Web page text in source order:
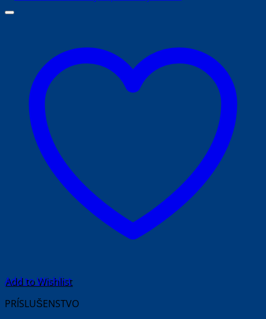
Add to Wishlist
PRÍSLUŠENSTVO